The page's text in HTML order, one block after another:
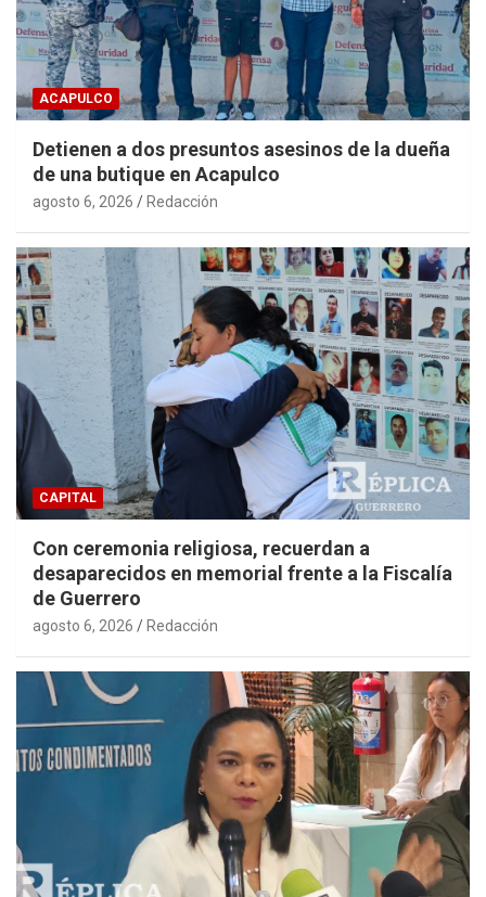
ACAPULCO
Detienen a dos presuntos asesinos de la dueña
de una butique en Acapulco
agosto 6, 2026 Redacción
CAPITAL
Con ceremonia religiosa, recuerdan a
desaparecidos en memorial frente a la Fiscalía
de Guerrero
agosto 6, 2026 Redacción